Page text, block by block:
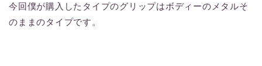
今回僕が購入したタイプのグリップはボディーのメタルそ
のままのタイプです。